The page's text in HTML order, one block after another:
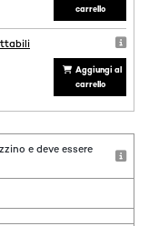
carrello
Aggiungi al
carrello
e deve essere